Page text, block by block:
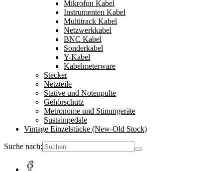
Mikrofon Kabel
Instrumenten Kabel
Multitrack Kabel
Netzwerkkabel
BNC Kabel
Sonderkabel
Y-Kabel
Kabelmeterware
Stecker
Netzteile
Stative und Notenpulte
Gehörschutz
Metronome und Stimmgeräte
Sustainpedale
Vintage Einzelstücke (New-Old Stock)
Suche nach: